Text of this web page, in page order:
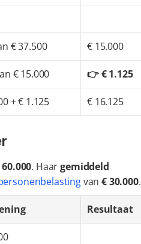
€ 37.500 € 15.000
€ 15.000 👉 € 1.125
+ € 1.125 € 16.125
. Haar gemiddeld
van € 30.000.
Resultaat